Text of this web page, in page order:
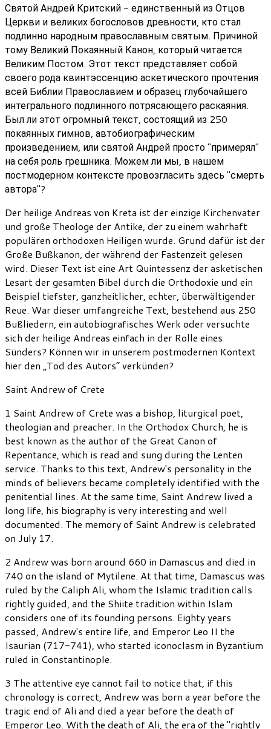
Святой Андрей Критский - единственный из Отцов
Церкви и великих богословов древности, кто стал
подлинно народным православным святым. Причиной
тому Великий Покаянный Канон, который читается
Великим Постом. Этот текст представляет собой
своего рода квинтэссенцию аскетического прочтения
всей Библии Православием и образец глубочайшего
интегрального подлинного потрясающего раскаяния.
Был ли этот огромный текст, состоящий из 250
покаянных гимнов, автобиографическим
произведением, или святой Андрей просто "примерял"
на себя роль грешника. Можем ли мы, в нашем
постмодерном контексте провозгласить здесь "смерть
автора"?
Der heilige Andreas von Kreta ist der einzige Kirchenvater
und große Theologe der Antike, der zu einem wahrhaft
populären orthodoxen Heiligen wurde. Grund dafür ist der
Große Bußkanon, der während der Fastenzeit gelesen
wird. Dieser Text ist eine Art Quintessenz der asketischen
Lesart der gesamten Bibel durch die Orthodoxie und ein
Beispiel tiefster, ganzheitlicher, echter, überwältigender
Reue. War dieser umfangreiche Text, bestehend aus 250
Bußliedern, ein autobiografisches Werk oder versuchte
sich der heilige Andreas einfach in der Rolle eines
Sünders? Können wir in unserem postmodernen Kontext
hier den „Tod des Autors“ verkünden?
Saint Andrew of Crete
1 Saint Andrew of Crete was a bishop, liturgical poet,
theologian and preacher. In the Orthodox Church, he is
best known as the author of the Great Canon of
Repentance, which is read and sung during the Lenten
service. Thanks to this text, Andrew's personality in the
minds of believers became completely identified with the
penitential lines. At the same time, Saint Andrew lived a
long life, his biography is very interesting and well
documented. The memory of Saint Andrew is celebrated
on July 17.
2 Andrew was born around 660 in Damascus and died in
740 on the island of Mytilene. At that time, Damascus was
ruled by the Caliph Ali, whom the Islamic tradition calls
rightly guided, and the Shiite tradition within Islam
considers one of its founding persons. Eighty years
passed, Andrew's entire life, and Emperor Leo II the
Isaurian (717-741), who started iconoclasm in Byzantium
ruled in Constantinople.
3 The attentive eye cannot fail to notice that, if this
chronology is correct, Andrew was born a year before the
tragic end of Ali and died a year before the death of
Emperor Leo. With the death of Ali, the era of the "rightly